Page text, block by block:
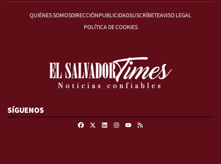
QUIÉNES SOMOSDIRECCIÓNPUBLICIDADSUSCRÍBETEAVISO LEGAL
POLÍTICA DE COOKIES
SÍGUENOS
FacebookLinkedinInstagram